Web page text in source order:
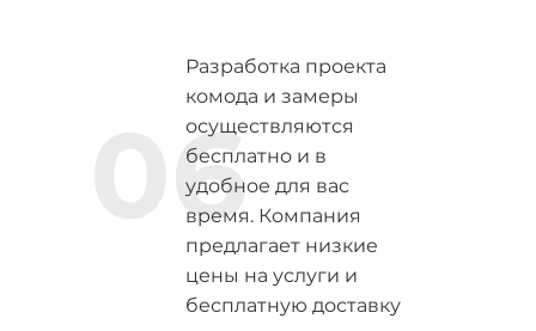
Разработка проекта
комода и замеры
осуществляются
бесплатно и в
удобное для вас
время. Компания
предлагает низкие
цены на услуги и
бесплатную доставку
06